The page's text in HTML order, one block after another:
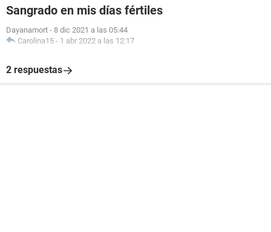
Sangrado en mis días fértiles
Dayanamort - 8 dic 2021 a las 05:44
Carolina15 - 1 abr 2022 a las 12:17
2 respuestas